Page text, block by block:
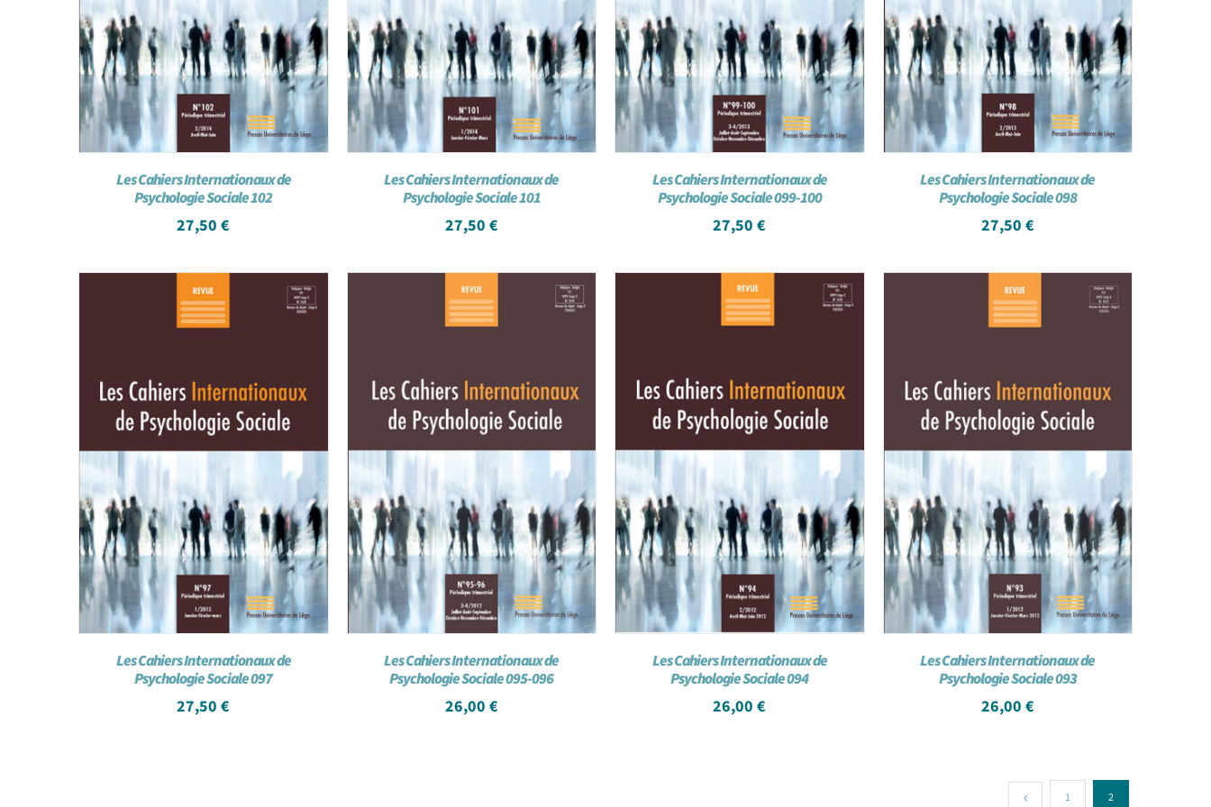
Les Cahiers Internationaux de
Psychologie Sociale 102
27,50€
Les Cahiers Internationaux de
Psychologie Sociale 101
27,50 €
Les Cahiers Internationaux de
Psychologie Sociale 099-100
27,50€
Les Cahiers Internationaux de
Psychologie Sociale 098
27,50 €
Les Cahiers Internationaux de
Psychologie Sociale 097
27,50€
Les Cahiers Internationaux de
Psychologie Sociale 095-096
26,00 €
Les Cahiers Internationaux de
Psychologie Sociale 094
26,00€
Les Cahiers Internationaux de
Psychologie Sociale 093
26,00 €
1 2